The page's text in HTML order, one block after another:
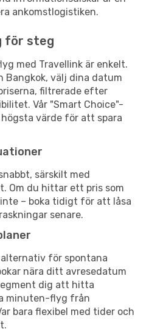
ankomstlogistiken.
för steg
med Travellink är enkelt.
Bangkok, välj dina datum
filtrerade efter
Vår "Smart Choice"-
värde för att spara
särskilt med
Om du hittar ett pris som
– boka tidigt för att låsa
senare.
alternativ för spontana
nära ditt avresedatum
dig att hitta
minuten-flyg från
bara flexibel med tider och